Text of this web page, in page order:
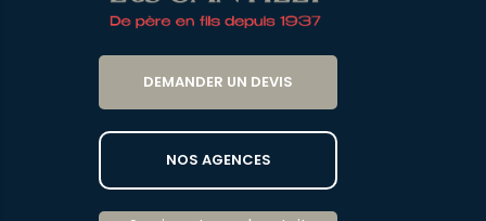
DEMANDER UN DEVIS
NOS AGENCES